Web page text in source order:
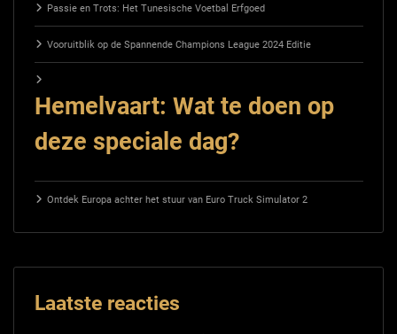
Passie en Trots: Het Tunesische Voetbal Erfgoed
Vooruitblik op de Spannende Champions League 2024 Editie
Hemelvaart: Wat te doen op
deze speciale dag?
Ontdek Europa achter het stuur van Euro Truck Simulator 2
Laatste reacties